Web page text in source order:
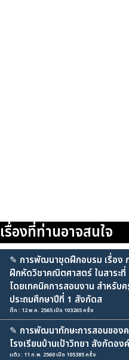
เรื่องที่ท่านอาจสนใจ
✎ การพัฒนาชุดฝึกอบรม เรื่อง
ฝึกหัดวิชาคณิตศาสตร์ ในสาระ
โดยเทคนิคการสอนงาน สำหรั
ประถมศึกษาปีที่ 1 สังกัดส
ติ๊ก : 12 พ.ค. 2565 เปิด 103265 ครั้ง
✎ การพัฒนาทักษะการสอนของ
โรงเรียนบ้านเป้าวิทยา สังกัดอ
แต้ว : 11 ก.พ. 2560 เปิด 105385 ครั้ง